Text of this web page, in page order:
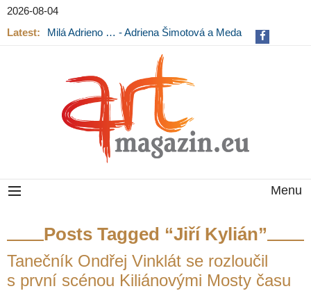
2026-08-04
Latest:
Milá Adrieno … - Adriena Šimotová a Meda
Menu
Posts Tagged “Jiří Kylián”
Tanečník Ondřej Vinklát se rozloučil
s první scénou Kiliánovými Mosty času